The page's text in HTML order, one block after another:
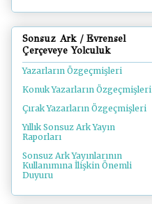
Sonsuz Ark / Evrensel
Çerçeveye Yolculuk
Yazarların Özgeçmişleri
Konuk Yazarların Özgeçmişleri
Çırak Yazarların Özgeçmişleri
Yıllık Sonsuz Ark Yayın
Raporları
Sonsuz Ark Yayınlarının
Kullanımına İlişkin Önemli
Duyuru